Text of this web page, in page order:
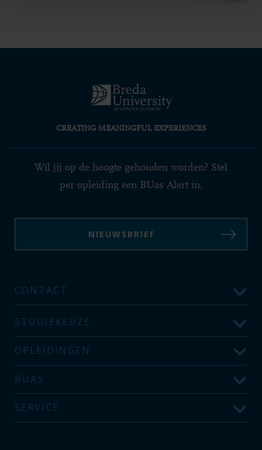
CREATING MEANINGFUL EXPERIENCES
Wil jij op de hoogte gehouden worden? Stel
per opleiding een BUas Alert in:
NIEUWSBRIEF
CONTACT
STUDIEKEUZE
OPLEIDINGEN
BUAS
SERVICE